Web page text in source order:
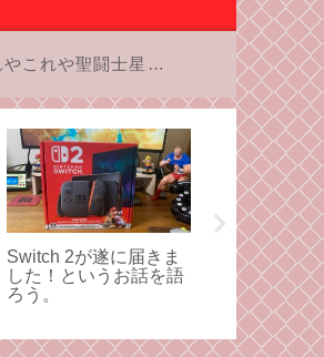
あれやこれや聖闘士星矢
Switch 2が遂に届きま
した！というお話を語
ろう。
16BITポケ
商品を買っ
お話